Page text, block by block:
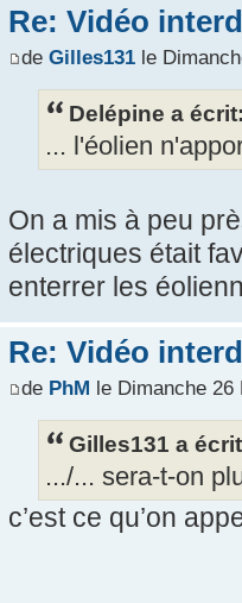
Re: Vidéo
de Gilles131le
Delépine a
... l'éolien
On a mis à peu
électriques était
enterrer les
Re: Vidéo
de PhM le Dimanche 26
Gilles131 a
.../... sera-t-on
c’est ce qu’on